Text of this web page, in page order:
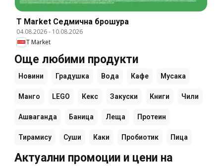
T Market Cедмична брошура
04.08.2026- 10.08.2026
T Market
Още любими продукти
Новини Градушка Вода Кафе Мусака
Манго LEGO Кекс Закуски Книги Чили
Ашваганда Баница Леща Протеин
Тирамису Суши Каки Пробиотик Пица
Актуални промоции и цени на